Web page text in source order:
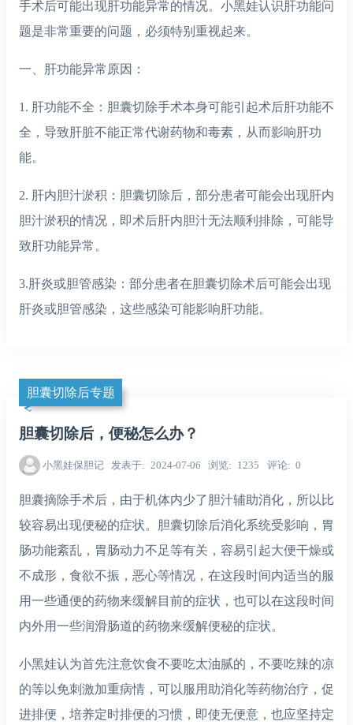
手术后可能出现肝功能异常的情况。小黑娃认识肝功能问
题是非常重要的问题，必须特别重视起来。
一、肝功能异常原因：
1. 肝功能不全：胆囊切除手术本身可能引起术后肝功能不
全，导致肝脏不能正常代谢药物和毒素，从而影响肝功
能。
2. 肝内胆汁淤积：胆囊切除后，部分患者可能会出现肝内
胆汁淤积的情况，即术后肝内胆汁无法顺利排除，可能导
致肝功能异常。
3.肝炎或胆管感染：部分患者在胆囊切除术后可能会出现
肝炎或胆管感染，这些感染可能影响肝功能。
胆囊切除后专题
胆囊切除后，便秘怎么办？
小黑娃保胆记 发表于 2024-07-06 浏览 1235 评论 0
胆囊摘除手术后，由于机体内少了胆汁辅助消化，所以比
较容易出现便秘的症状。胆囊切除后消化系统受影响，胃
肠功能紊乱，胃肠动力不足等有关，容易引起大便干燥或
不成形，食欲不振，恶心等情况，在这段时间内适当的服
用一些通便的药物来缓解目前的症状，也可以在这段时间
内外用一些润滑肠道的药物来缓解便秘的症状。
小黑娃认为首先注意饮食不要吃太油腻的，不要吃辣的凉
的等以免刺激加重病情，可以服用助消化等药物治疗，促
进排便，培养定时排便的习惯，即使无便意，也应坚持定